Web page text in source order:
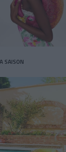
SAISON